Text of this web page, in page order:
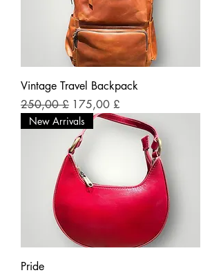
Vintage Travel Backpack
Prezzo regolare
250,00 £ Prezzo scontato
175,00 £
New Arrivals
Pride